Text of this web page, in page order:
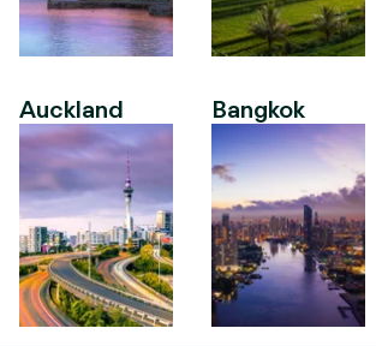
Auckland Bangkok